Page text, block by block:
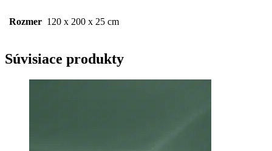
Rozmer 120 x 200 x 25 cm
Súvisiace produkty